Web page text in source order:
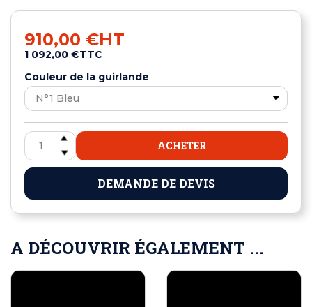
910,00 €HT
1 092,00 €TTC
Couleur de la guirlande
ACHETER
DEMANDE DE DEVIS
A DÉCOUVRIR ÉGALEMENT ...